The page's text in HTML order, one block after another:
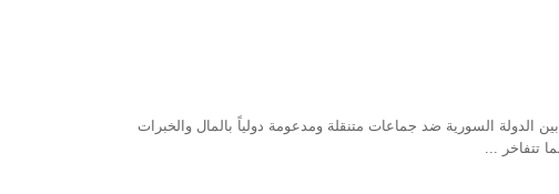
الدولة السورية ضد جماعات متنقلة ومدعومة دولياً بالمال والخبرات